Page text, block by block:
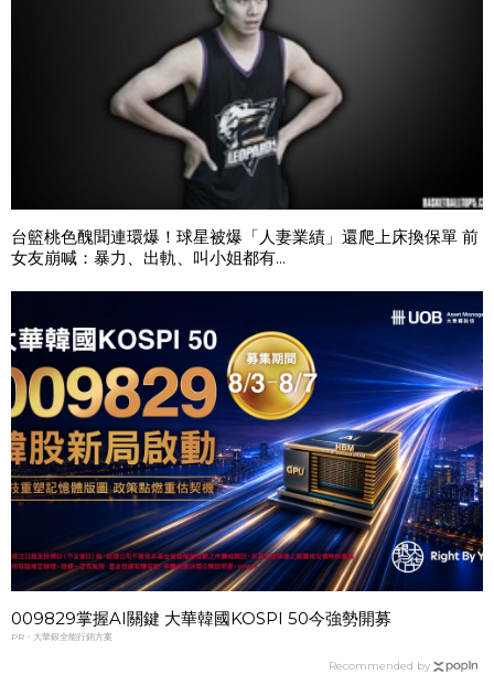
台籃桃色醜聞連環爆！球星被爆「人妻業績」還爬上床換保單 前
女友崩喊：暴力、出軌、叫小姐都有...
009829掌握AI關鍵 大華韓國KOSPI 50今強勢開募
PR・大華銀全能行銷方案
Recommended by